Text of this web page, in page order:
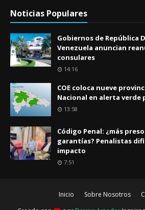
Noticias Populares
Gobiernos de República
Venezuela anuncian
consulares
14:16
COE coloca nueve
Nacional en alerta verde
13:58
Código Penal: ¿más
garantías? Penalistas
impacto
7:51
Inicio Sobre Nosotros